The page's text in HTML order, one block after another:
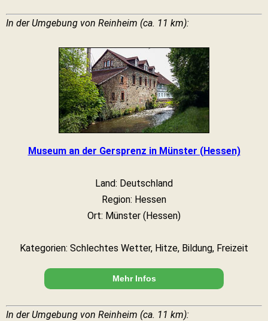
In der Umgebung von Reinheim (ca. 11 km):
Museum an der Gersprenz in Münster (Hessen)
Land: Deutschland
Region: Hessen
Ort: Münster (Hessen)
Kategorien: Schlechtes Wetter, Hitze, Bildung, Freizeit
Mehr Infos
In der Umgebung von Reinheim (ca. 11 km):